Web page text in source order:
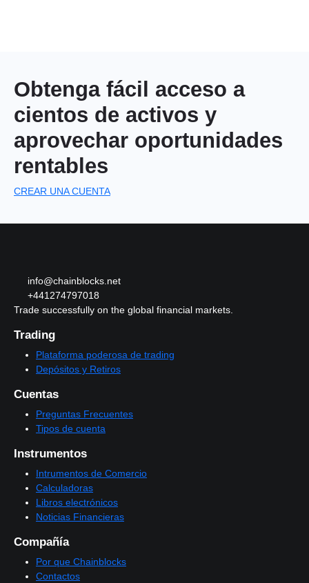
Obtenga fácil acceso a
cientos de activos y
aprovechar oportunidades
rentables
CREAR UNA CUENTA
info@chainblocks.net
+441274797018
Trade successfully on the global financial markets.
Trading
Plataforma poderosa de trading
Depósitos y Retiros
Cuentas
Preguntas Frecuentes
Tipos de cuenta
Instrumentos
Intrumentos de Comercio
Calculadoras
Libros electrónicos
Noticias Financieras
Compañía
Por que Chainblocks
Contactos